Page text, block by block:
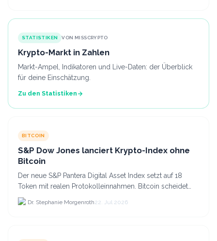
STATISTIKEN VON MISSCRYPTO
Krypto-Markt in Zahlen
Markt-Ampel, Indikatoren und Live-Daten: der Überblick
für deine Einschätzung.
Zu den Statistiken
BITCOIN
S&P Dow Jones lanciert Krypto-Index ohne
Bitcoin
Der neue S&P Pantera Digital Asset Index setzt auf 18
Token mit realen Protokolleinnahmen. Bitcoin scheidet
aufgrund fehlender Erträge für Halter aus dem.
Dr. Stephanie Morgenroth22. Jul 2026